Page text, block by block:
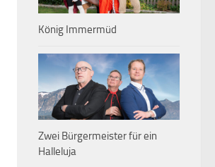
König Immermüd
Zwei Bürgermeister für ein
Halleluja